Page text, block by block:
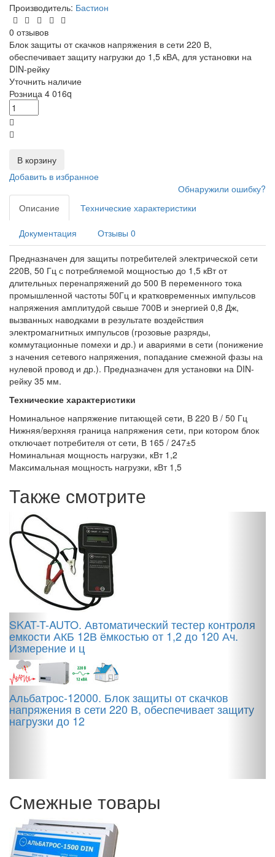
Производитель: Бастион
0 отзывов
Блок защиты от скачков напряжения в сети 220 В,
обеспечивает защиту нагрузки до 1,5 кВА, для установки на
DIN-рейку
Уточнить наличие
Розница 4 016q
В корзину
Добавить в избранное
Обнаружили ошибку?
Описание
Технические характеристики
Документация Отзывы 0
Предназначен для защиты потребителей электрической сети
220В, 50 Гц с потребляемой мощностью до 1,5 кВт от
длительных перенапряжений до 500 В переменного тока
промышленной частоты 50Гц и кратковременных импульсов
напряжения амплитудой свыше 700В и энергией 0,8 Дж,
вызванных наводками в результате воздействия
электромагнитных импульсов (грозовые разряды,
коммутационные помехи и др.) и авариями в сети (понижение
з начения сетевого напряжения, попадание смежной фазы на
нулевой провод и др.). Предназначен для установки на DIN-
рейку 35 мм.
Технические характеристики
Номинальное напряжение питающей сети, В 220 В / 50 Гц
Нижняя/верхняя граница напряжения сети, при котором блок
отключает потребителя от сети, В 165 / 247±5
Номинальная мощность нагрузки, кВт 1,2
Максимальная мощность нагрузки, кВт 1,5
Также смотрите
SKAT-T-AUTO. Автоматический тестер контроля
емкости АКБ 12В ёмкостью от 1,2 до 120 Ач.
Измерение и ц
Альбатрос-12000. Блок защиты от скачков
напряжения в сети 220 В, обеспечивает защиту
нагрузки до 12
Смежные товары